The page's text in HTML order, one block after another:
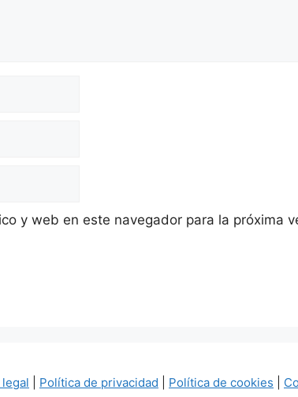
y web en este navegador para la próxima
legal Política de privacidad Política de cookies